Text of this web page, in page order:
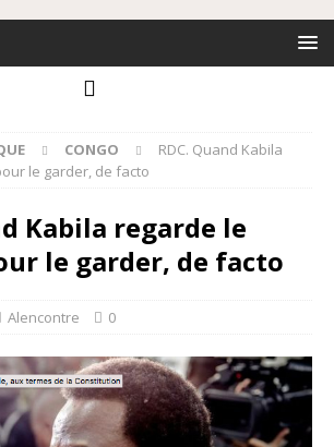
CONGO
RDC. Quand Kabila
le garder, de facto
Kabila regarde le
le garder, de facto
Alencontre 0